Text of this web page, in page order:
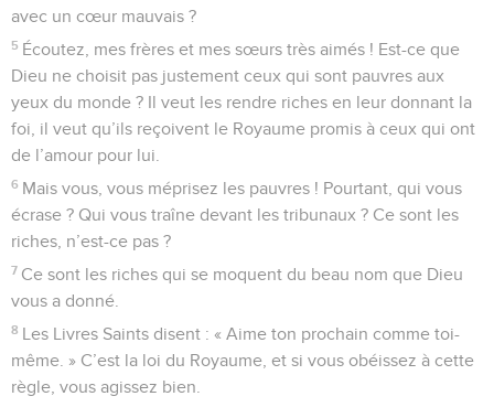
avec un cœur mauvais ?
5 Écoutez, mes frères et mes sœurs très aimés ! Est-ce que
Dieu ne choisit pas justement ceux qui sont pauvres aux
yeux du monde ? Il veut les rendre riches en leur donnant la
foi, il veut qu’ils reçoivent le Royaume promis à ceux qui ont
de l’amour pour lui.
6 Mais vous, vous méprisez les pauvres ! Pourtant, qui vous
écrase ? Qui vous traîne devant les tribunaux ? Ce sont les
riches, n’est-ce pas ?
7 Ce sont les riches qui se moquent du beau nom que Dieu
vous a donné.
8 Les Livres Saints disent : « Aime ton prochain comme toi-
même. » C’est la loi du Royaume, et si vous obéissez à cette
règle, vous agissez bien.